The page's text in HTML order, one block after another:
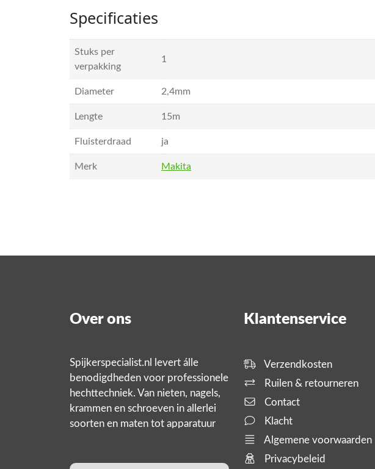
Specificaties
Stuks per
verpakking
1
Diameter 2,4mm
Lengte 15m
Fluisterdraad ja
Merk Makita
Over ons
Spijkerspecialist.nl levert álle
benodigdheden voor professionele
hechttechniek. Van nieten, nagels,
krammen en schroeven in allerlei
soorten en maten tot apparatuur
Klantenservice
Verzendkosten
Ruilen & retourneren
Contact
Klacht
Algemene voorwaarden
Privacybeleid